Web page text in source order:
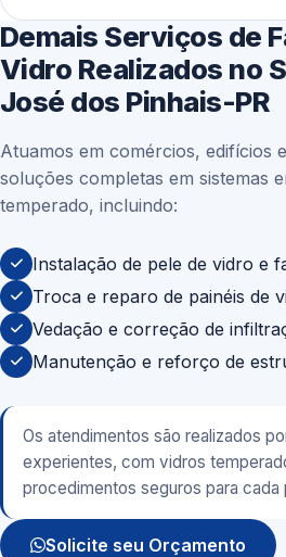
Demais Serviços de
Vidro Realizados no
José dos Pinhais-PR
Atuamos em comércios, edifícios
soluções completas em sistemas
temperado, incluindo:
Instalação de pele de vidro e
Troca e reparo de painéis de
Vedação e correção de
Manutenção e reforço de
Os atendimentos são realizados
experientes, com vidros
procedimentos seguros para cada
Solicite seu Orçamento